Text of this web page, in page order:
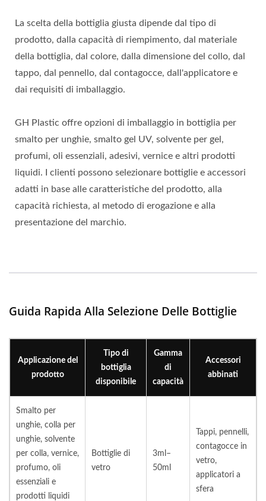
La scelta della bottiglia giusta dipende dal tipo di
prodotto, dalla capacità di riempimento, dal materiale
della bottiglia, dal colore, dalla dimensione del collo, dal
tappo, dal pennello, dal contagocce, dall'applicatore e
dai requisiti di imballaggio.
GH Plastic offre opzioni di imballaggio in bottiglia per
smalto per unghie, smalto gel UV, solvente per gel,
profumi, oli essenziali, adesivi, vernice e altri prodotti
liquidi. I clienti possono selezionare bottiglie e accessori
adatti in base alle caratteristiche del prodotto, alla
capacità richiesta, al metodo di erogazione e alla
presentazione del marchio.
Guida Rapida Alla Selezione Delle Bottiglie
Applicazione del
prodotto
Tipo di
bottiglia
disponibile
Gamma
di
capacità
Accessori
abbinati
Smalto per
unghie, colla per
unghie, solvente
per colla, vernice,
profumo, oli
essenziali e
prodotti liquidi
Bottiglie di
vetro
3ml–
50ml
Tappi, pennelli,
contagocce in
vetro,
applicatori a
sfera